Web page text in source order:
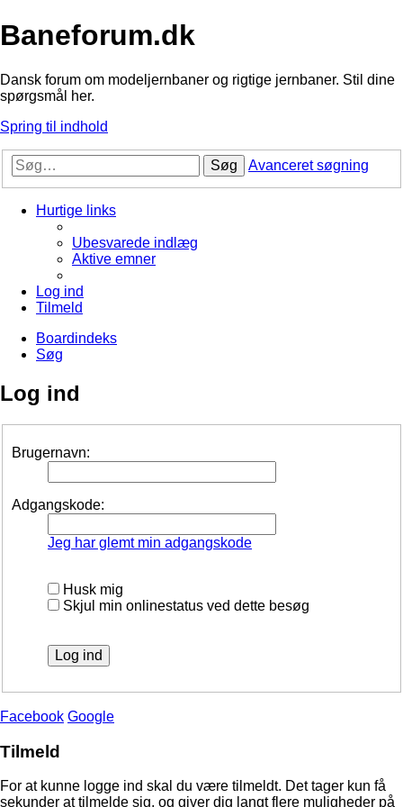
Baneforum.dk
Dansk forum om modeljernbaner og rigtige jernbaner. Stil dine
spørgsmål her.
Spring til indhold
Søg Avanceret søgning
Hurtige links
Ubesvarede indlæg
Aktive emner
Log ind
Tilmeld
Boardindeks
Søg
Log ind
Brugernavn:
Adgangskode:
Jeg har glemt min adgangskode
Husk mig
Skjul min onlinestatus ved dette besøg
Facebook Google
Tilmeld
For at kunne logge ind skal du være tilmeldt. Det tager kun få
sekunder at tilmelde sig, og giver dig langt flere muligheder på